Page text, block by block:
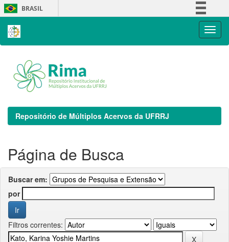
Skip
navigation
BRASIL
Repositório de Múltiplos Acervos da UFRRJ
Página de Busca
Buscar em:
por
Filtros correntes: